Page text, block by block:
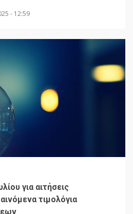
- 12:59
για αιτήσεις
τιμολόγια